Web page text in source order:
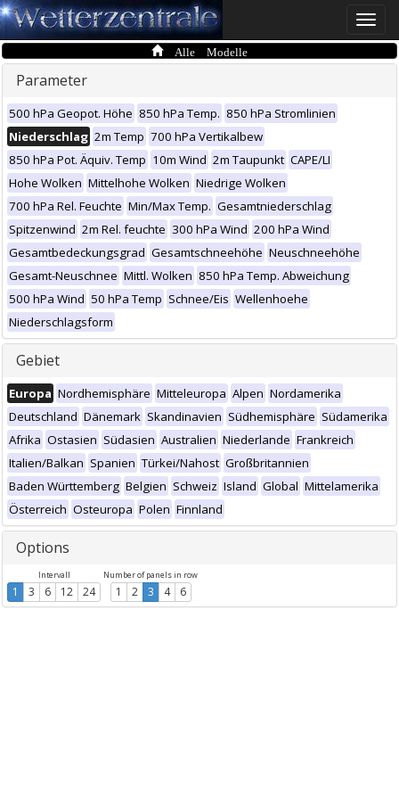
Toggle
Alle Modelle
Parameter
500 hPa Geopot. Höhe 850 hPa Temp. 850 hPa Stromlinien
Niederschlag 2m Temp 700 hPa Vertikalbew
850 hPa Pot. Äquiv. Temp 10m Wind 2m Taupunkt CAPE/LI
Hohe Wolken Mittelhohe Wolken Niedrige Wolken
700 hPa Rel. Feuchte Min/Max Temp. Gesamtniederschlag
Spitzenwind 2m Rel. feuchte 300 hPa Wind 200 hPa Wind
Gesamtbedeckungsgrad Gesamtschneehöhe Neuschneehöhe
Gesamt-Neuschnee Mittl. Wolken 850 hPa Temp. Abweichung
500 hPa Wind 50 hPa Temp Schnee/Eis Wellenhoehe
Niederschlagsform
Gebiet
Europa Nordhemisphäre Mitteleuropa Alpen Nordamerika
Deutschland Dänemark Skandinavien Südhemisphäre Südamerika
Afrika Ostasien Südasien Australien Niederlande Frankreich
Italien/Balkan Spanien Türkei/Nahost Großbritannien
Baden Württemberg Belgien Schweiz Island Global Mittelamerika
Österreich Osteuropa Polen Finnland
Options
Intervall
1 3 6 12 24
Number of panels in row
1 2 3 4 6